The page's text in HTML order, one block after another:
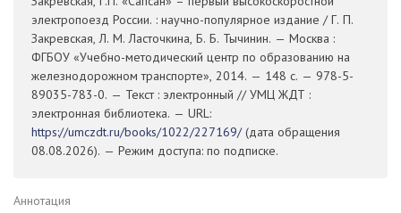
электропоезд России. : научно-популярное издание / Г. П.
Закревская, Л. М. Ласточкина, Б. Б. Тычинин. — Москва :
ФГБОУ «Учебно-методический центр по образованию на
железнодорожном транспорте», 2014. — 148 с. — 978-5-
89035-783-0. — Текст : электронный // УМЦ ЖДТ :
электронная библиотека. — URL:
https://umczdt.ru/books/1022/227169/(дата обращения
08.08.2026). — Режим доступа: по подписке.
Аннотация